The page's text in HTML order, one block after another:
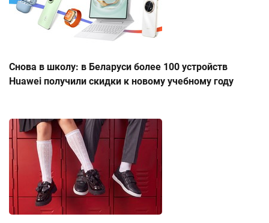
Снова в школу: в Беларуси более 100 устройств
Huawei получили скидки к новому учебному году